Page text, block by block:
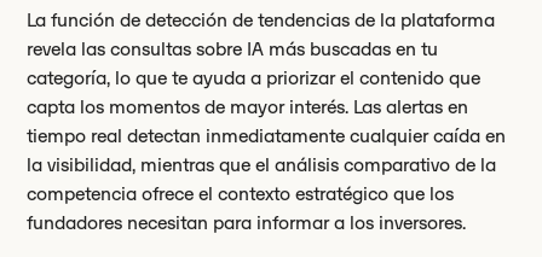
La función de detección de tendencias de la plataforma
revela las consultas sobre IA más buscadas en tu
categoría, lo que te ayuda a priorizar el contenido que
capta los momentos de mayor interés. Las alertas en
tiempo real detectan inmediatamente cualquier caída en
la visibilidad, mientras que el análisis comparativo de la
competencia ofrece el contexto estratégico que los
fundadores necesitan para informar a los inversores.